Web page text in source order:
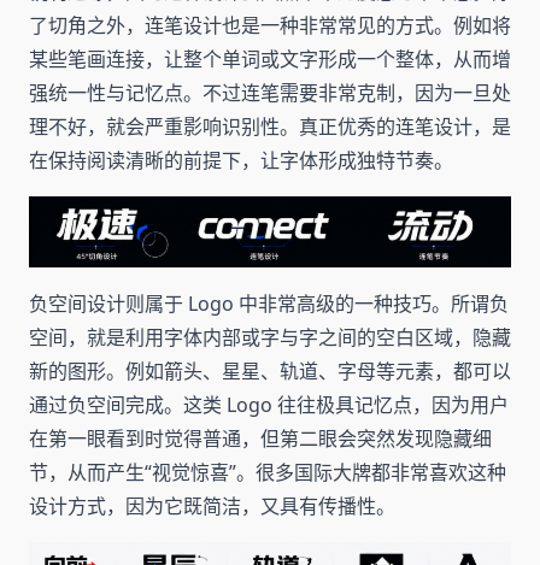
了切角之外，连笔设计也是一种非常常见的方式。例如将
某些笔画连接，让整个单词或文字形成一个整体，从而增
强统一性与记忆点。不过连笔需要非常克制，因为一旦处
理不好，就会严重影响识别性。真正优秀的连笔设计，是
在保持阅读清晰的前提下，让字体形成独特节奏。
负空间设计则属于 Logo 中非常高级的一种技巧。所谓负
空间，就是利用字体内部或字与字之间的空白区域，隐藏
新的图形。例如箭头、星星、轨道、字母等元素，都可以
通过负空间完成。这类 Logo 往往极具记忆点，因为用户
在第一眼看到时觉得普通，但第二眼会突然发现隐藏细
节，从而产生“视觉惊喜”。很多国际大牌都非常喜欢这种
设计方式，因为它既简洁，又具有传播性。